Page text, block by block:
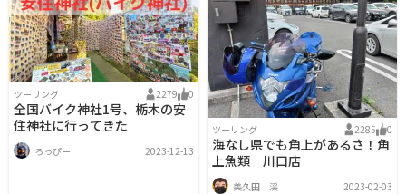
ツーリング 2279 0
全国バイク神社1号、栃木の安
住神社に行ってきた
ろっぴー 2023-12-13
ツーリング 2285 0
海なし県でも角上があるさ！角
上魚類 川口店
美久田 渓 2023-02-03